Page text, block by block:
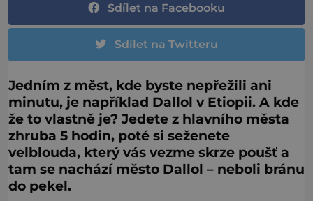
Sdílet na Facebooku
Sdílet na Twitteru
Jedním z měst, kde byste nepřežili ani
minutu, je například Dallol v Etiopii. A kde
že to vlastně je? Jedete z hlavního města
zhruba 5 hodin, poté si seženete
velblouda, který vás vezme skrze poušť a
tam se nachází město Dallol – neboli bránu
do pekel.